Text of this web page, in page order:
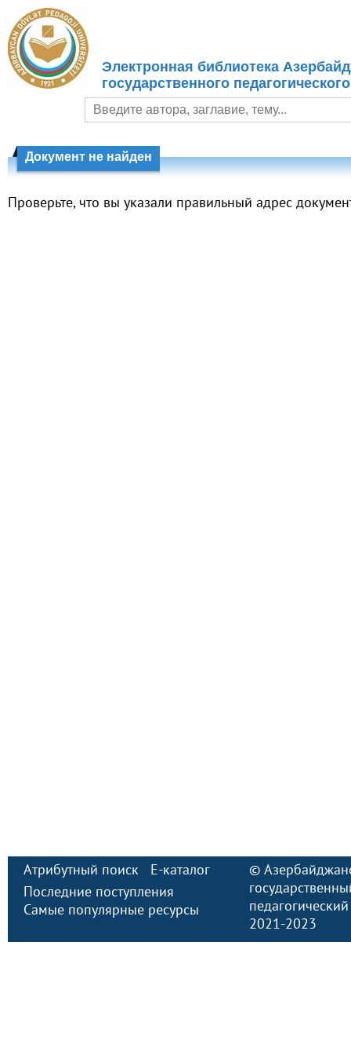
Электронная библиотека
государственного
Документ не найден
Проверьте, что вы указали правильный адрес
Атрибутный поиск
E-каталог
Последние поступления
Самые популярные ресурсы
©
2021-2023